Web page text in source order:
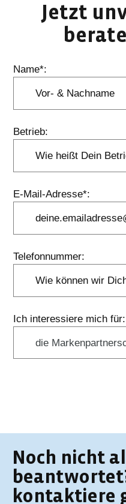
Jetzt
Name*:
Betrieb:
E-Mail-Adresse*:
Telefonnummer:
Ich interessiere mich für:
Noch nicht
kontaktiere